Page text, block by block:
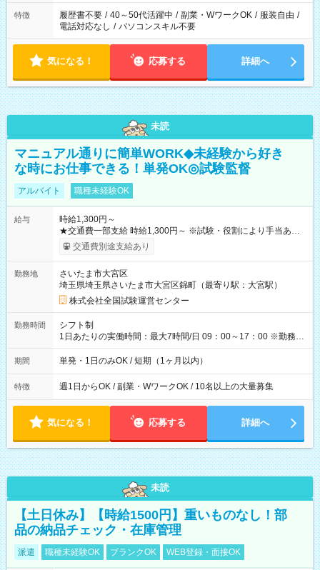
特徴 履歴書不要 / 40～50代活躍中 / 副業・WワークOK / 服装自由 /
電話対応なし / パソコンスキル不要
気になる！ 応募する 詳細へ
未読
マニュアル通りに簡単WORK◆未経験から好き
な時にお仕事できる！単発OK◎試験監督
アルバイト 職種未経験OK
給与
時給1,300円～
★交通費一部支給 時給1,300円～ ※試験・役割により手当あり
※勤務回数により昇給あり 【即給（前払い）オプションあ
り！】 希望される場合、勤務から1週間ほどで給与の一部を受け
例】 ・河合塾模擬試験 8:30～17:30（休憩1時間） 時給1,300円
×8時間＝日収10,400円＋交通費 ※当日の役割により時給＋100
円の場合あり ・国家試験 7:00～13:30（休憩なし） 時給1,300
円（役割手当＋100円）×6時間＝日収8,400円＋交通費 【試用期
間】試用期間なし
交通費別途支給あり
勤務地
さいたま市大宮区
埼玉県埼玉県さいたま市大宮区錦町（最寄り駅：大宮駅）
株式会社全国試験運営センター
勤務時間
シフト制
1日あたりの実働時間：最大7時間/日 09：00～17：00 ※勤務時
間は 試験により異なります。
期間 単発・1日のみOK / 短期（1ヶ月以内）
特徴 週1日からOK / 副業・WワークOK / 10名以上の大量募集
気になる！ 応募する 詳細へ
未読
【土日休み】【時給1500円】重いものなし！部
品の納品チェック・在庫管理
派遣 職種未経験OK ブランクOK WEB登録・面接OK